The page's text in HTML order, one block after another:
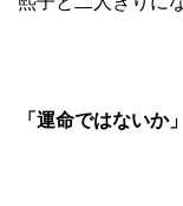
「運命ではないか」